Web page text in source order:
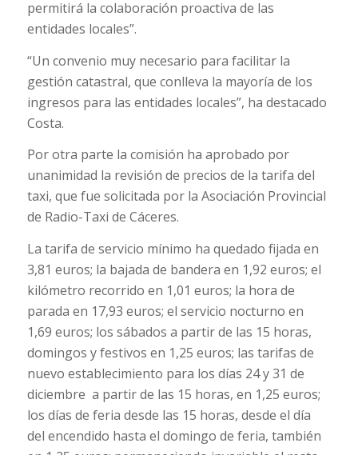
permitirá la colaboración proactiva de las
entidades locales”.
“Un convenio muy necesario para facilitar la
gestión catastral, que conlleva la mayoría de los
ingresos para las entidades locales”, ha destacado
Costa.
Por otra parte la comisión ha aprobado por
unanimidad la revisión de precios de la tarifa del
taxi, que fue solicitada por la Asociación Provincial
de Radio-Taxi de Cáceres.
La tarifa de servicio mínimo ha quedado fijada en
3,81 euros; la bajada de bandera en 1,92 euros; el
kilómetro recorrido en 1,01 euros; la hora de
parada en 17,93 euros; el servicio nocturno en
1,69 euros; los sábados a partir de las 15 horas,
domingos y festivos en 1,25 euros; las tarifas de
nuevo establecimiento para los días 24 y 31 de
diciembre a partir de las 15 horas, en 1,25 euros;
los días de feria desde las 15 horas, desde el día
del encendido hasta el domingo de feria, también